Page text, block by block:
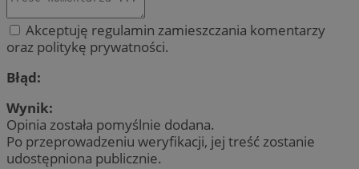
Akceptuję regulamin zamieszczania komentarzy
oraz politykę prywatności.
Błąd:
Wynik:
Opinia została pomyślnie dodana.
Po przeprowadzeniu weryfikacji, jej treść zostanie
udostępniona publicznie.